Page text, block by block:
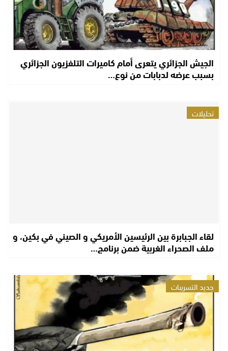
الجيش الجزائري يتعرى أمام كاميرات التلفزيون الجزائري
بسبب عرضه لدبابات من نوع…
تحليلات
لقاء الجبابرة بين الرئيسين الأمريكي و الصيني في بكين، و
ملف الصحراء الغربية ضمن برنامج…
جديد التسريبات